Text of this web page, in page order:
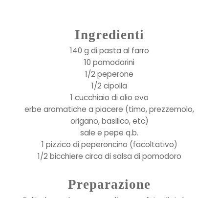
Ingredienti
140 g di pasta al farro
10 pomodorini
1/2 peperone
1/2 cipolla
1 cucchiaio di olio evo
erbe aromatiche a piacere (timo, prezzemolo,
origano, basilico, etc)
sale e pepe q.b.
1 pizzico di peperoncino (facoltativo)
1/2 bicchiere circa di salsa di pomodoro
Preparazione